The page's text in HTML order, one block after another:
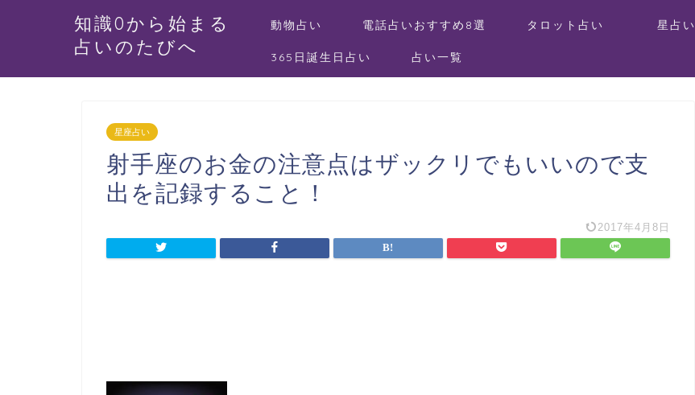
知識0から始まる
占いのたびへ
動物占い 電話占いおすすめ8選 タロット占い 星占い
365日誕生日占い 占い一覧
星座占い
射手座のお金の注意点はザックリでもいいので支
出を記録すること！
2017年4月8日